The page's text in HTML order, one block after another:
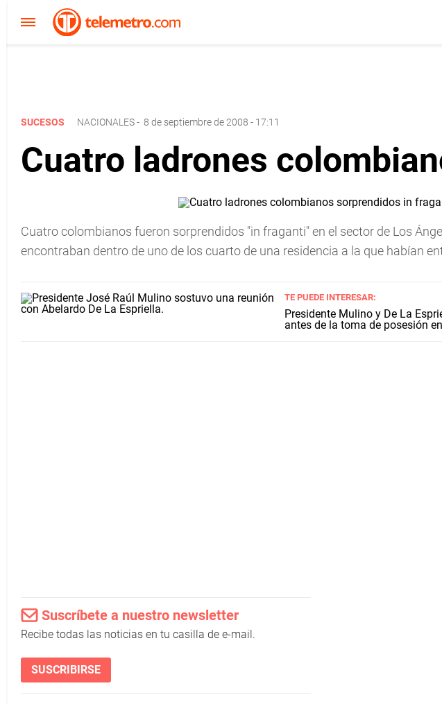
SUCESOS NACIONALES- 8 de septiembre de 2008 - 17:11
Cuatro ladrones
Cuatro colombianos fueron sorprendidos "in fraganti" en el sector de Los
encontraban dentro de uno de los cuarto de una residencia a la que habían
TE PUEDE INTERESAR:
Presidente Mulino y De La
antes de la toma de posesión
Suscríbete a nuestro newsletter
Recibe todas las noticias en tu casilla de e-mail.
SUSCRIBIRSE